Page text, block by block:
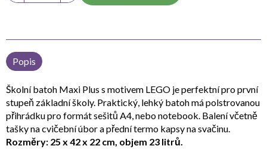
Popis
Školní batoh Maxi Plus s motivem LEGO je perfektní pro první
stupeň základní školy. Praktický, lehký batoh má polstrovanou
přihrádku pro formát sešitů A4, nebo notebook. Balení včetně
tašky na cvičební úbor a přední termo kapsy na svačinu.
Rozměry: 25 x 42 x 22 cm, objem 23 litrů.